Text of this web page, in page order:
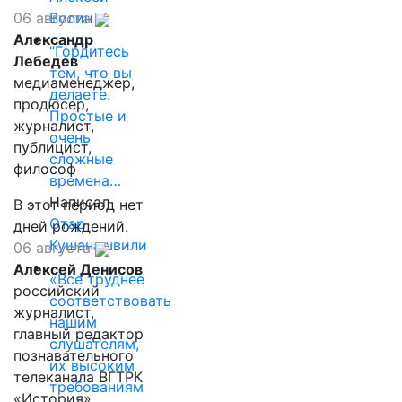
Волин
"Гордитесь
тем, что вы
делаете.
Простые и
очень
сложные
времена…
Написал
Отар
Кушанашвили
«Все труднее
соответствовать
нашим
слушателям,
их высоким
требованиям
06 августа
Александр
Лебедев
медиаменеджер,
продюсер,
журналист,
публицист,
философ
В этот период нет
дней рождений.
06 августа
Алексей Денисов
российский
журналист,
главный редактор
познавательного
телеканала ВГТРК
«История»,